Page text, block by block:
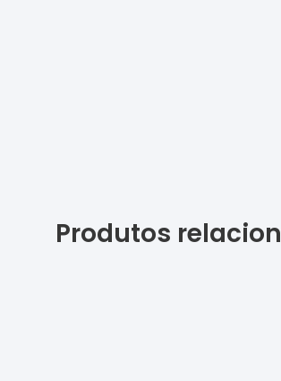
Produtos